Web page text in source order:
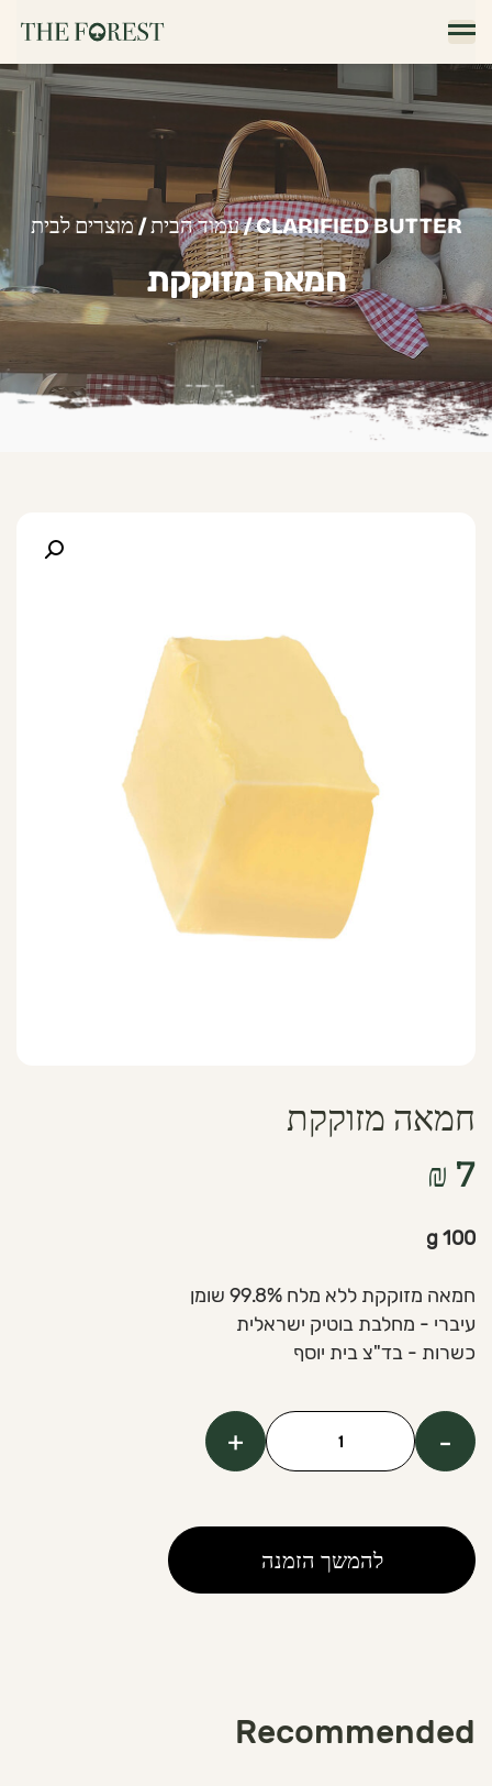
עמוד הבית/מוצרים לבית / CLARIFIED BUTTER
חמאה מזוקקת
חמאה מזוקקת
₪ 7
100 g
חמאה מזוקקת ללא מלח 99.8% שומן
עיברי - מחלבת בוטיק ישראלית
כשרות - בד"צ בית יוסף
כמות
Butter
-
+
להמשך הזמנה
Recommended